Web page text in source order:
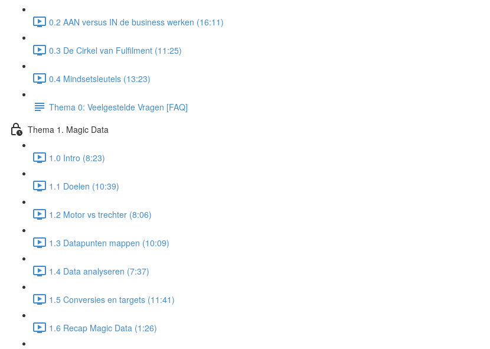
0.2 AAN versus IN de business werken (16:11)
0.3 De Cirkel van Fulfilment (11:25)
0.4 Mindsetsleutels (13:23)
Thema 0: Veelgestelde Vragen [FAQ]
Thema 1. Magic Data
1.0 Intro (8:23)
1.1 Doelen (10:39)
1.2 Motor vs trechter (8:06)
1.3 Datapunten mappen (10:09)
1.4 Data analyseren (7:37)
1.5 Conversies en targets (11:41)
1.6 Recap Magic Data (1:26)